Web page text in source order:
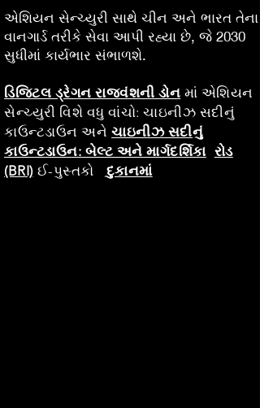
એશિયન સેન્ચ્યુરી સાથે ચીન અને ભારત તેના
વાનગાર્ડ તરીકે સેવા આપી રહ્યા છે, જે 2030
સુધીમાં કાર્યભાર સંભાળશે.
ડિજિટલ ડ્રેગન રાજવંશની ડોન માં એશિયન
સેન્ચ્યુરી વિશે વધુ વાંચો: ચાઇનીઝ સદીનું
કાઉન્ટડાઉન અને ચાઇનીઝ સદીનું
કાઉન્ટડાઉન: બેલ્ટ અને માર્ગદર્શિકા રોડ
(BRI) ઈ-પુસ્તકો દુકાનમાં